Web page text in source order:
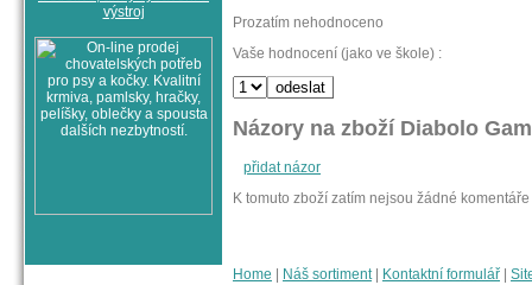
Prozatím nehodnoceno
Vaše hodnocení (jako ve škole) :
Názory na zboží Diabolo
přidat názor
K tomuto zboží zatím nejsou žádné komentáře
Home | Náš sortiment | Kontaktní formulář |